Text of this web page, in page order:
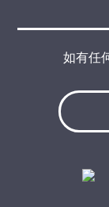
如有任